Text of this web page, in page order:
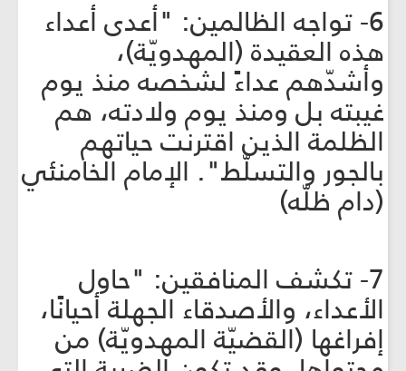
6- تواجه الظالمين: "أعدى أعداء
هذه العقيدة (المهدويّة)،
وأشدّهم عداءً لشخصه منذ يوم
غيبته بل ومنذ يوم ولادته، هم
الظلمة الذين اقترنت حياتهم
بالجور والتسلّط". الإمام الخامنئي
(دام ظلّه)
7- تكشف المنافقين: "حاول
الأعداء، والأصدقاء الجهلة أحيانًا،
إفراغها (القضيّة المهدويّة) من